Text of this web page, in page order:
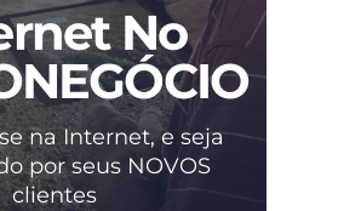
No
na Internet, e seja
por seus NOVOS
clientes